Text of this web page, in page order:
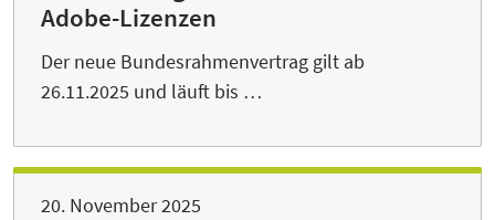
Adobe-Lizenzen
Der neue Bundesrahmenvertrag gilt ab
26.11.2025 und läuft bis …
20. November 2025